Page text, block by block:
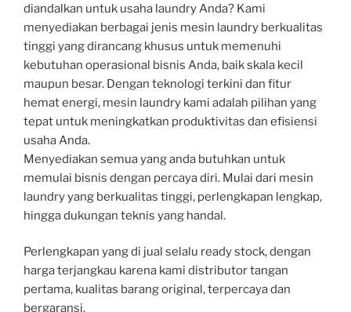
diandalkan untuk usaha laundry Anda? Kami
menyediakan berbagai jenis mesin laundry berkualitas
tinggi yang dirancang khusus untuk memenuhi
kebutuhan operasional bisnis Anda, baik skala kecil
maupun besar. Dengan teknologi terkini dan fitur
hemat energi, mesin laundry kami adalah pilihan yang
tepat untuk meningkatkan produktivitas dan efisiensi
usaha Anda.
Menyediakan semua yang anda butuhkan untuk
memulai bisnis dengan percaya diri. Mulai dari mesin
laundry yang berkualitas tinggi, perlengkapan lengkap,
hingga dukungan teknis yang handal.
Perlengkapan yang di jual selalu ready stock, dengan
harga terjangkau karena kami distributor tangan
pertama, kualitas barang original, terpercaya dan
bergaransi.